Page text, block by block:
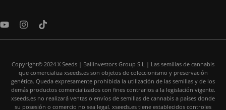
Y
u
I
s
g
r
a
m
T
k
o
k
Copyright© 2024 X Seeds | Ballinvestors Group S.L | Las semillas de cannabis
que comercializa xseeds.es son objetos de coleccionismo y preservación
genética. Queda expresamente prohibida la utilización de las semillas y de los
demás productos comercializados con fines contrarios a la legislación vigente.
xseeds.es no realizará ventas o envíos de semillas de cannabis a países donde
su posesión o comercio no sea legal. xseeds.es tiene establecidos controles